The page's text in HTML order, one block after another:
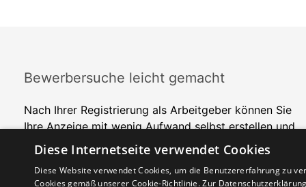
Bewerbersuche leicht gemacht
Nach Ihrer Registrierung als Arbeitgeber können Sie
Ihre Anzeige mit wenig Aufwand selbst erstellen und
veröffentlichen. So finden geeignete Bewerber*innen
Diese Internetseite verwendet Cookies
Diese Website verwendet Cookies, um die Benutzererfahrung zu
Cookies gemäß unserer Cookie-Richtlinie.Zur Datenschutzerklärung